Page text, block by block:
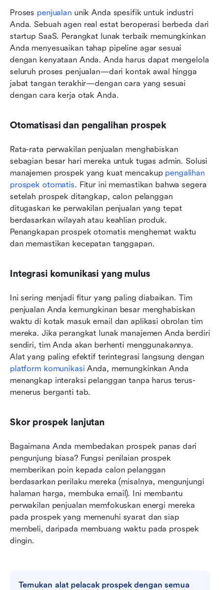
Proses penjualan unik Anda spesifik untuk industri
Anda. Sebuah agen real estat beroperasi berbeda dari
startup SaaS. Perangkat lunak terbaik memungkinkan
Anda menyesuaikan tahap pipeline agar sesuai
dengan kenyataan Anda. Anda harus dapat mengelola
seluruh proses penjualan—dari kontak awal hingga
jabat tangan terakhir—dengan cara yang sesuai
dengan cara kerja otak Anda.
Otomatisasi dan pengalihan prospek
Rata-rata perwakilan penjualan menghabiskan
sebagian besar hari mereka untuk tugas admin. Solusi
manajemen prospek yang kuat mencakup pengalihan
prospek otomatis. Fitur ini memastikan bahwa segera
setelah prospek ditangkap, calon pelanggan
ditugaskan ke perwakilan penjualan yang tepat
berdasarkan wilayah atau keahlian produk.
Penangkapan prospek otomatis menghemat waktu
dan memastikan kecepatan tanggapan.
Integrasi komunikasi yang mulus
Ini sering menjadi fitur yang paling diabaikan. Tim
penjualan Anda kemungkinan besar menghabiskan
waktu di kotak masuk email dan aplikasi obrolan tim
mereka. Jika perangkat lunak manajemen Anda berdiri
sendiri, tim Anda akan berhenti menggunakannya.
platform komunikasi Anda, memungkinkan Anda
menangkap interaksi pelanggan tanpa harus terus-
menerus berganti tab.
Skor prospek lanjutan
Bagaimana Anda membedakan prospek panas dari
pengunjung biasa? Fungsi penilaian prospek
memberikan poin kepada calon pelanggan
berdasarkan perilaku mereka (misalnya, mengunjungi
halaman harga, membuka email). Ini membantu
perwakilan penjualan memfokuskan energi mereka
pada prospek yang memenuhi syarat dan siap
membeli, daripada membuang waktu pada prospek
dingin.
Temukan alat pelacak prospek dengan semua